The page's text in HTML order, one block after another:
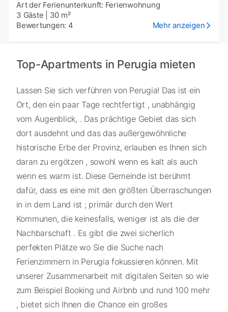
Art der Ferienunterkunft: Ferienwohnung
3 Gäste
30 m²
Bewertungen: 4
Mehr anzeigen
Top-Apartments in Perugia mieten
Lassen Sie sich verführen von Perugia! Das ist ein
Ort, den ein paar Tage rechtfertigt , unabhängig
vom Augenblick, . Das prächtige Gebiet das sich
dort ausdehnt und das das außergewöhnliche
historische Erbe der Provinz, erlauben es Ihnen sich
daran zu ergötzen , sowohl wenn es kalt als auch
wenn es warm ist. Diese Gemeinde ist berühmt
dafür, dass es eine mit den größten Überraschungen
in in dem Land ist ; primär durch den Wert
Kommunen, die keinesfalls, weniger ist als die der
Nachbarschaft . Es gibt die zwei sicherlich
perfekten Plätze wo Sie die Suche nach
Ferienzimmern in Perugia fokussieren können. Mit
unserer Zusammenarbeit mit digitalen Seiten so wie
zum Beispiel Booking und Airbnb und rund 100 mehr
, bietet sich Ihnen die Chance ein großes